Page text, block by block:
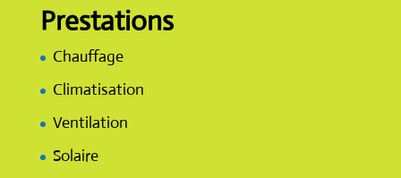
Prestations
Chauffage
Climatisation
Ventilation
Solaire